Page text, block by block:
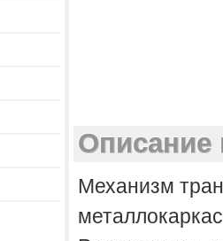
Описание
Механизм